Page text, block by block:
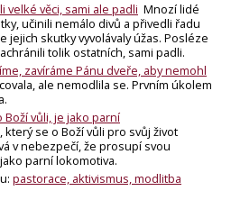
velké věci, sami ale padli Mnozí lidé
učinili nemálo divů a přivedli řadu
jejich skutky vyvolávaly úžas. Posléze
tolik ostatních, sami padli.
zavíráme Pánu dveře, aby nemohl
ale nemodlila se. Prvním úkolem
vůli, je jako parní
který se o Boží vůli pro svůj život
v nebezpečí, že prosupí svou
parní lokomotiva.
pastorace, aktivismus, modlitba